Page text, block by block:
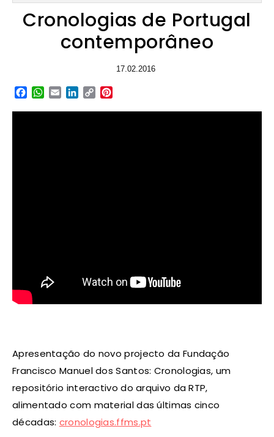
Cronologias de Portugal
contemporâneo
17.02.2016
Facebook
WhatsApp
EmailLinkedIn
Copy
Apresentação do novo projecto da Fundação
Francisco Manuel dos Santos: Cronologias, um
repositório interactivo do arquivo da RTP,
alimentado com material das últimas cinco
décadas: cronologias.ffms.pt